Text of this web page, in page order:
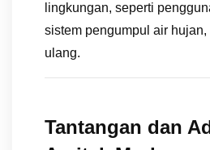
lingkungan, seperti
sistem pengumpul air
ulang.
Tantangan dan